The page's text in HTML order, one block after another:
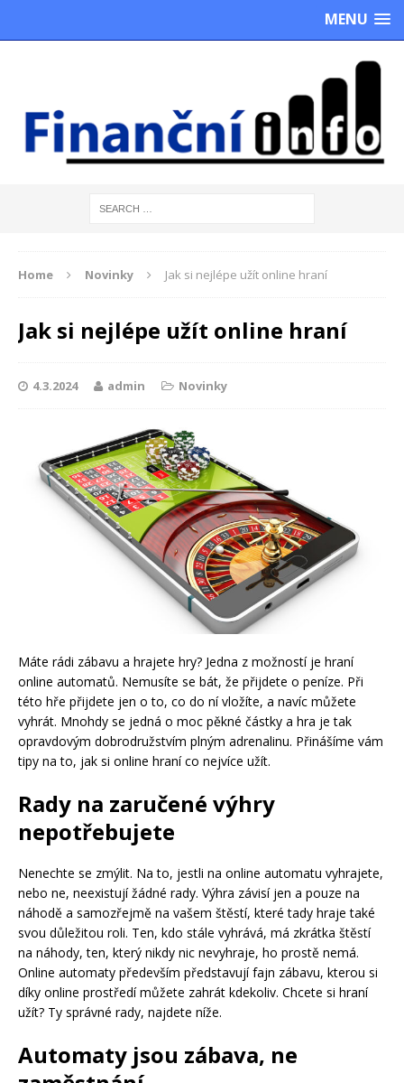
MENU
Home Novinky Jak si nejlépe užít online hraní
Jak si nejlépe užít online hraní
4.3.2024 admin Novinky
Máte rádi zábavu a hrajete hry? Jedna z možností je hraní
online automatů. Nemusíte se bát, že přijdete o peníze. Při
této hře přijdete jen o to, co do ní vložíte, a navíc můžete
vyhrát. Mnohdy se jedná o moc pěkné částky a hra je tak
opravdovým dobrodružstvím plným adrenalinu. Přinášíme vám
tipy na to, jak si online hraní co nejvíce užít.
Rady na zaručené výhry
nepotřebujete
Nenechte se zmýlit. Na to, jestli na online automatu vyhrajete,
nebo ne, neexistují žádné rady. Výhra závisí jen a pouze na
náhodě a samozřejmě na vašem štěstí, které tady hraje také
svou důležitou roli. Ten, kdo stále vyhrává, má zkrátka štěstí
na náhody, ten, který nikdy nic nevyhraje, ho prostě nemá.
Online automaty především představují fajn zábavu, kterou si
díky online prostředí můžete zahrát kdekoliv. Chcete si hraní
užít? Ty správné rady, najdete níže.
Automaty jsou zábava, ne